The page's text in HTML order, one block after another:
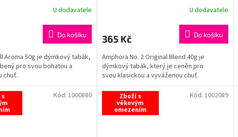
U dodavatele
Do košíku
Aroma 50g je dýmkový tabák,
pro svou bohatou a
chuť.
U dodavatele
365 Kč Do košíku
Amphora No. 2 Original Blend 40g je
dýmkový tabák, který je ceněn pro
svou klasickou a vyváženou chuť.
Kód: 1000880 Zboží s
věkovým
omezením
Kód: 1002089